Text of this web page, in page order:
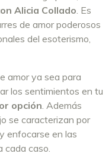
Alicia Collado . Es
de amor poderosos
del esoterismo,
amor ya sea para
los sentimientos en tu
opción . Además
se caracterizan por
enfocarse en las
caso.